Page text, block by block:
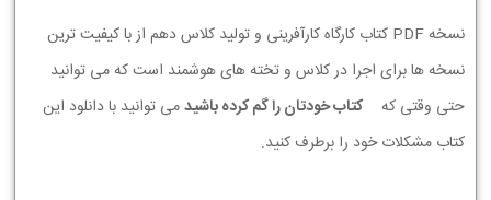
نسخه PDF کتاب کارگاه کارآفرینی و تولید کلاس دهم از با کیفیت ترین
نسخه ها برای اجرا در کلاس و تخته های هوشمند است که می توانید
حتی وقتی که
کتاب خودتان را گم کرده باشیدمی توانید با دانلود این
کتاب مشکلات خود را برطرف کنید.